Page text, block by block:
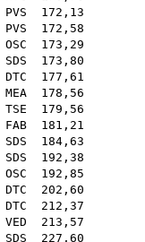
PVS 172,13
PVS 172,58
OSC 173,29
SDS 173,80
DTC 177,61
MEA 178,56
TSE 179,56
FAB 181,21
SDS 184,63
SDS 192,38
OSC 192,85
DTC 202,60
DTC 212,37
VED 213,57
SDS 227,60